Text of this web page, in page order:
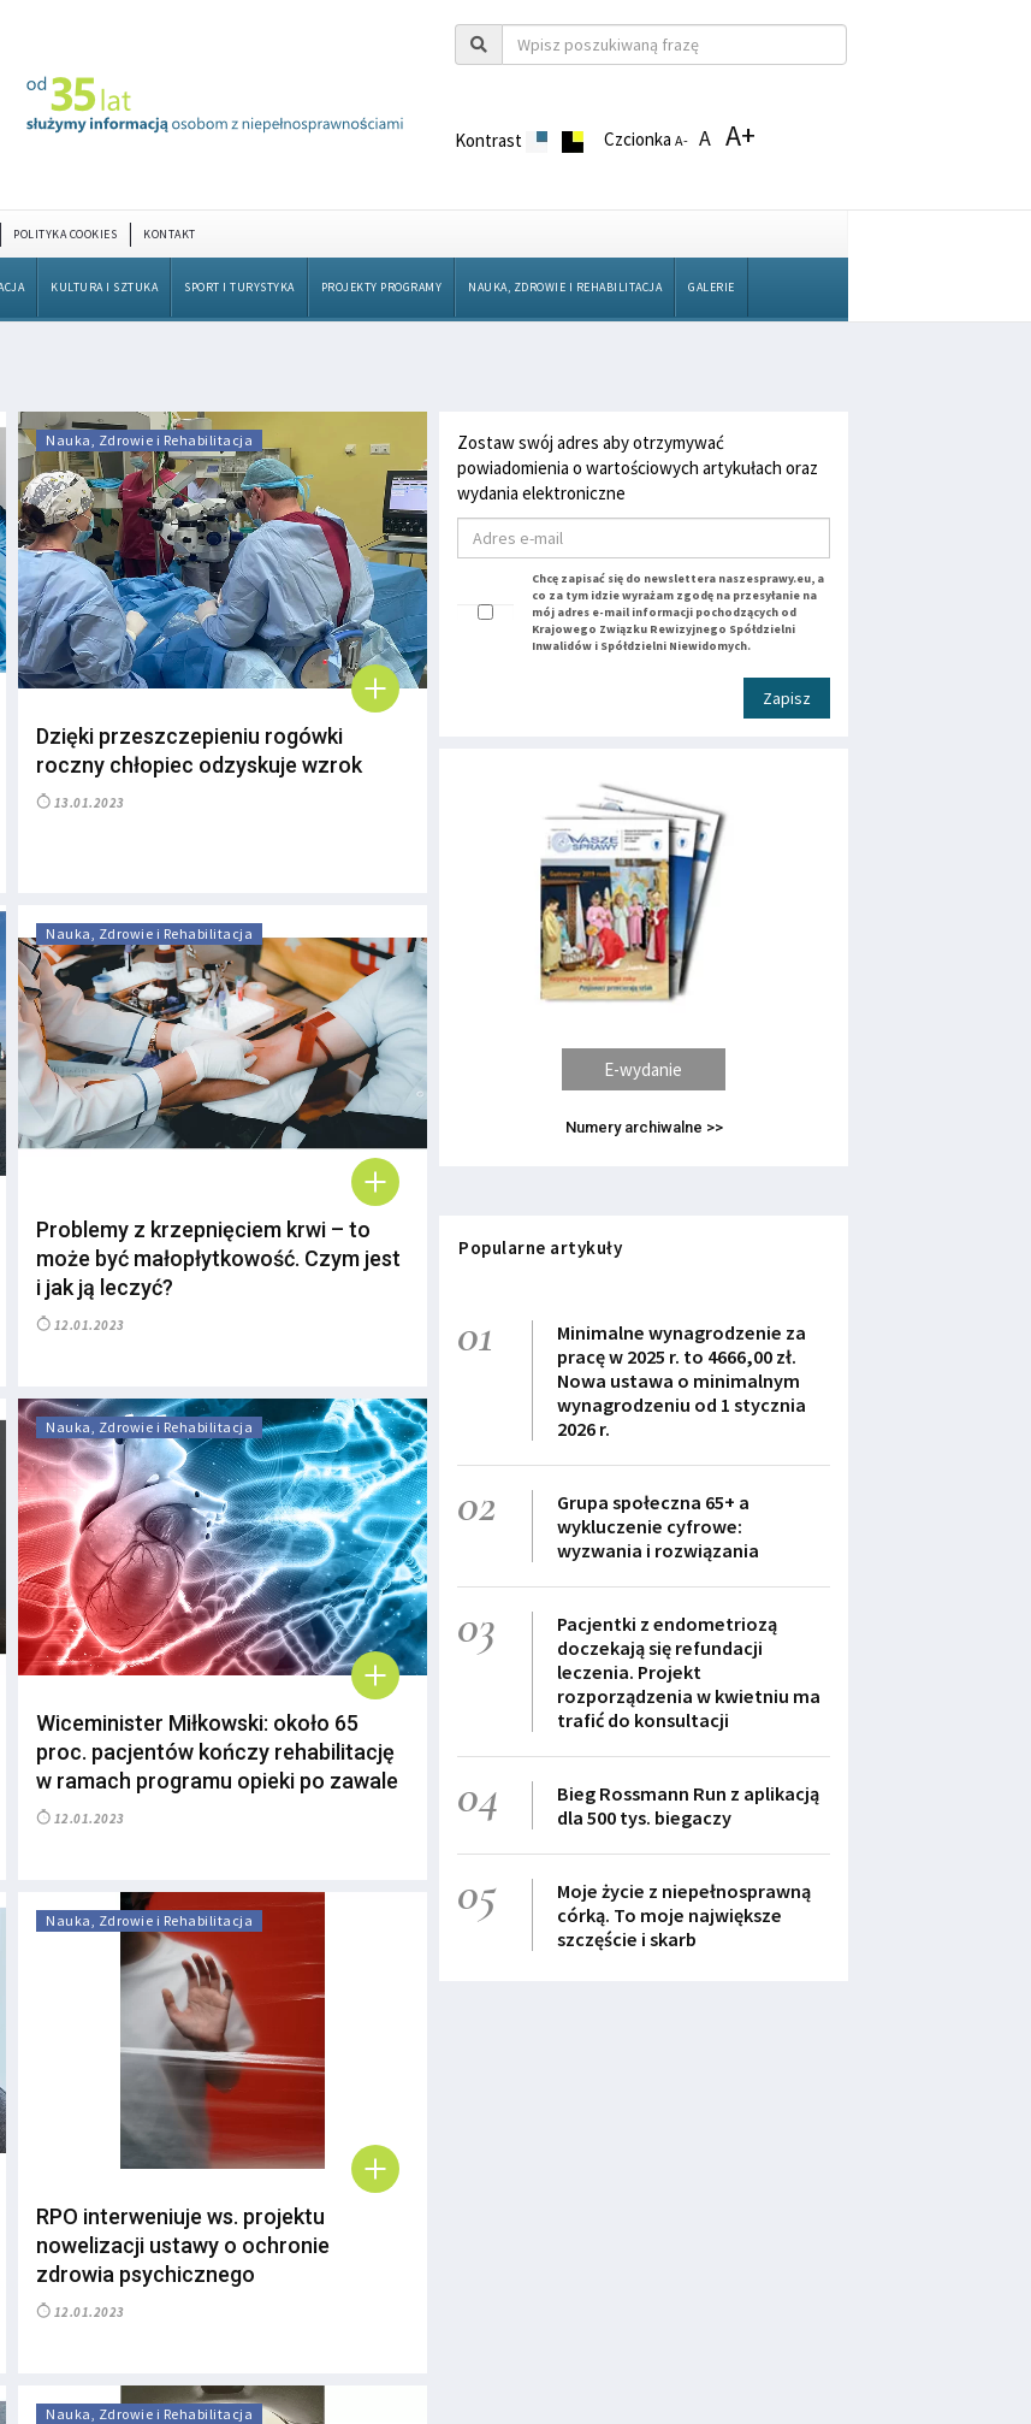
Kontrast CzcionkaA- A A+
POLITYKA COOKIES KONTAKT
KULTURA I SZTUKA SPORT I TURYSTYKA PROJEKTY PROGRAMY NAUKA, ZDROWIE I REHABILITACJA GALERIE
Nauka, Zdrowie i Rehabilitacja
Dzięki przeszczepieniu rogówki
roczny chłopiec odzyskuje wzrok
13.01.2023
Nauka, Zdrowie i Rehabilitacja
Problemy z krzepnięciem krwi – to
może być małopłytkowość. Czym jest
i jak ją leczyć?
12.01.2023
Nauka, Zdrowie i Rehabilitacja
Wiceminister Miłkowski: około 65
proc. pacjentów kończy rehabilitację
w ramach programu opieki po zawale
12.01.2023
Nauka, Zdrowie i Rehabilitacja
RPO interweniuje ws. projektu
nowelizacji ustawy o ochronie
zdrowia psychicznego
12.01.2023
Nauka, Zdrowie i Rehabilitacja
Zostaw swój adres aby otrzymywać
powiadomienia o wartościowych artykułach oraz
wydania elektroniczne
Chcę zapisać się do newslettera naszesprawy.eu, a
co za tym idzie wyrażam zgodę na przesyłanie na
mój adres e-mail informacji pochodzących od
Krajowego Związku Rewizyjnego Spółdzielni
Inwalidów i Spółdzielni Niewidomych.
Zapisz
E-wydanie
Numery archiwalne >>
Popularne artykuły
01
Minimalne wynagrodzenie za
pracę w 2025 r. to 4666,00 zł.
Nowa ustawa o minimalnym
wynagrodzeniu od 1 stycznia
2026 r.
02
Grupa społeczna 65+ a
wykluczenie cyfrowe:
wyzwania i rozwiązania
03
Pacjentki z endometriozą
doczekają się refundacji
leczenia. Projekt
rozporządzenia w kwietniu ma
trafić do konsultacji
04
Bieg Rossmann Run z aplikacją
dla 500 tys. biegaczy
05
Moje życie z niepełnosprawną
córką. To moje największe
szczęście i skarb